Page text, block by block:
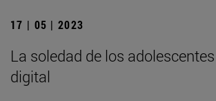
17 | 05 | 2023
La soledad de los
digital